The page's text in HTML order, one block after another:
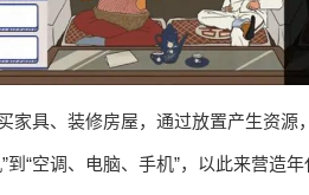
具、装修房屋，通过放置产生资源，
“空调、电脑、手机”，以此来营造年